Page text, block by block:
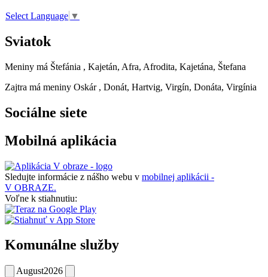
Select Language ▼
Sviatok
Meniny má Štefánia , Kajetán, Afra, Afrodita, Kajetána, Štefana
Zajtra má meniny Oskár , Donát, Hartvig, Virgín, Donáta, Virgínia
Sociálne siete
Mobilná aplikácia
Sledujte informácie z nášho webu v mobilnej aplikácii -
V OBRAZE.
Voľne k stiahnutiu:
Komunálne služby
August2026